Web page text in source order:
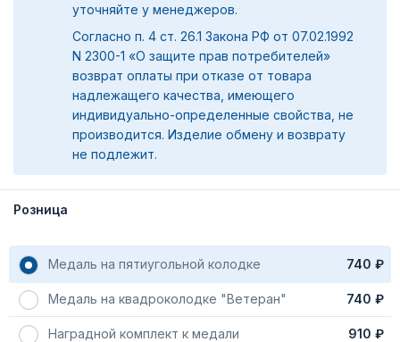
уточняйте у менеджеров.
Согласно п. 4 ст. 26.1 Закона РФ от 07.02.1992
N 2300-1 «О защите прав потребителей»
возврат оплаты при отказе от товара
надлежащего качества, имеющего
индивидуально-определенные свойства, не
производится. Изделие обмену и возврату
не подлежит.
Розница
Медаль на пятиугольной колодке 740 ₽
Медаль на квадроколодке "Ветеран" 740 ₽
Наградной комплект к медали 910 ₽